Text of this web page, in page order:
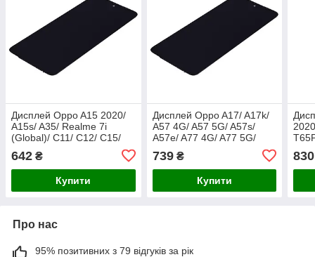
Дисплей Oppo A15 2020/
A15s/ A35/ Realme 7i
(Global)/ C11/ C12/ C15/
оригінал в упаков
642 ₴
Купити
Дисплей Oppo A17/ A17k/
A57 4G/ A57 5G/ A57s/
A57e/ A77 4G/ A77 5G/
упаковці
739₴
Купити
830
Про нас
95% позитивних з 79 відгуків за рік